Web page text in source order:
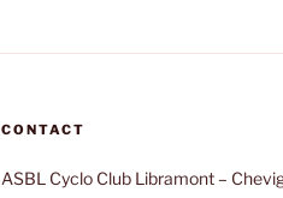
CONTACT
ASBL Cyclo Club Libramont –